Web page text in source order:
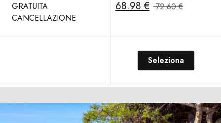
GRATUITA
CANCELLAZIONE
68.98 € 72.60 €
Seleziona